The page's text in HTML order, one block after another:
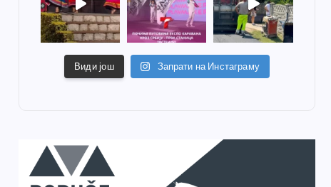
Види још Запрати на Инстаграму